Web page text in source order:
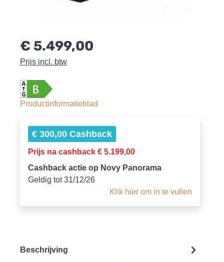
€ 5.499,00
Prijs incl. btw
Productinformatieblad
€ 300,00 Cashback
Prijs na cashback € 5.199,00
Cashback actie op Novy Panorama
Geldig tot 31/12/26
Klik hier om in te vullen
Beschrijving